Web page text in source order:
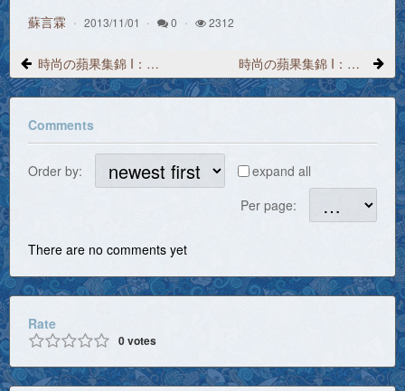
蘇言霖 2013/11/01 0 2312
時尚の蘋果集錦 I：第16話 辦公室物語 Microsoft Office 2004 中文版 - 5 時尚の蘋果集錦 I：第17話 老虎專屬的 OXFORD 牛津美語英英字典 - 2
Comments
Order by:
expand all
Per page:
There are no comments yet
Rate
0votes